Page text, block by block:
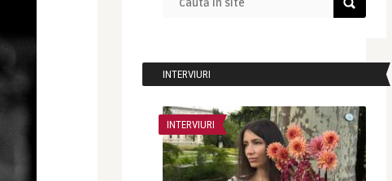
INTERVIURI
INTERVIURI